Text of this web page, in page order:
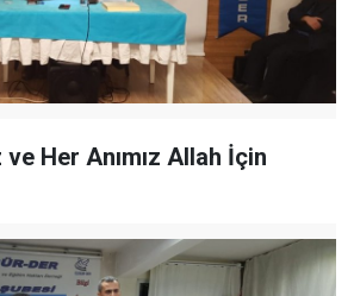
Her Anımız Allah İçin